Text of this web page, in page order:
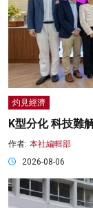
灼見經濟
K型分化 科技難
作者: 本社編輯部
2026-08-06